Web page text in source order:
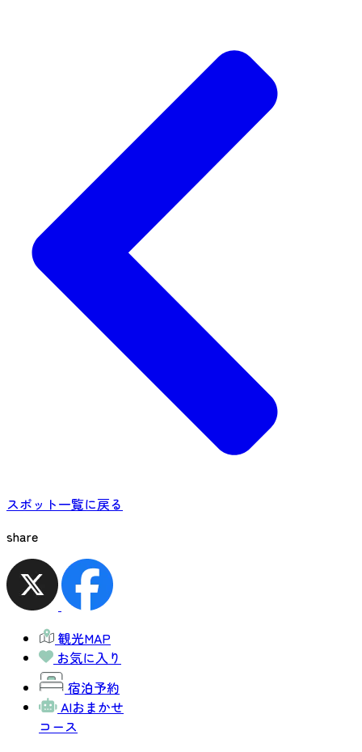
スポット一覧に戻る
share
観光MAP
お気に入り
宿泊予約
AIおまかせ
コース